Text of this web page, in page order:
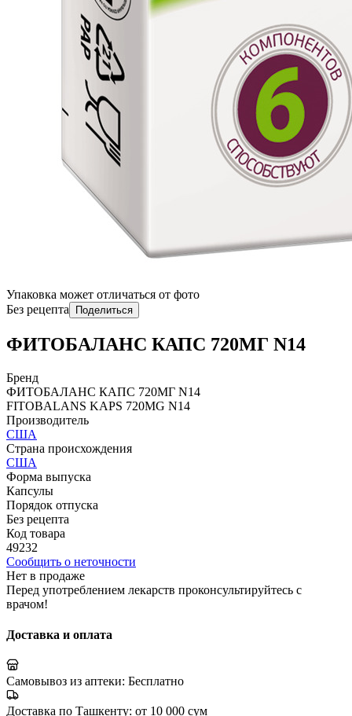
Упаковка может отличаться от фото
Без рецепта
Поделиться
ФИТОБАЛАНС КАПС 720МГ N14
Бренд
ФИТОБАЛАНС КАПС 720МГ N14
FITOBALANS KAPS 720MG N14
Производитель
США
Страна происхождения
США
Форма выпуска
Капсулы
Порядок отпуска
Без рецепта
Код товара
49232
Сообщить о неточности
Нет в продаже
Перед употреблением лекарств проконсультируйтесь с
врачом!
Доставка и оплата
Самовывоз из аптеки: Бесплатно
Доставка по Ташкенту: от 10 000 сум